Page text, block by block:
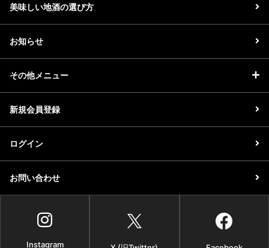
美味しい地酒の選び方
お知らせ
その他メニュー
新規会員登録
ログイン
お問い合わせ
Instagram